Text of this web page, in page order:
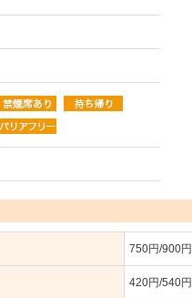
750円/900円
420円/540